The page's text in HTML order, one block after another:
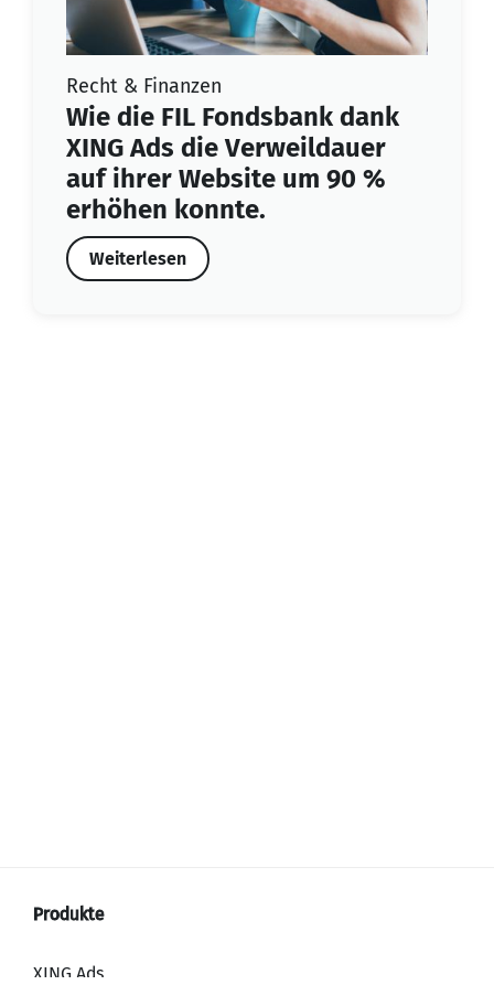
Recht & Finanzen
Wie die FIL Fondsbank dank
XING Ads die Verweildauer
auf ihrer Website um 90 %
erhöhen konnte.
Weiterlesen
XING Ads